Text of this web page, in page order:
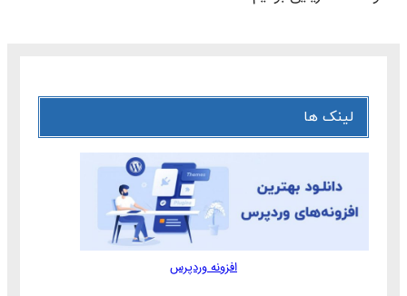
لینک ها
افزونه وردپرس